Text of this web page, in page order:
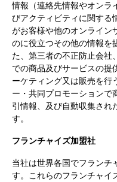
情報（連絡先情報やオンラ
びアクティビティに関する
がお客様や他のオンライン
のに役立つその他の情報を
た、第三者の不正防止会社
での商品及びサービスの提
ーケティング又は販売を行
ー・共同プロモーションで
引情報、及び自動収集され
す。
フランチャイズ加盟社
当社は世界各国でフランチ
す。これらのフランチャイ